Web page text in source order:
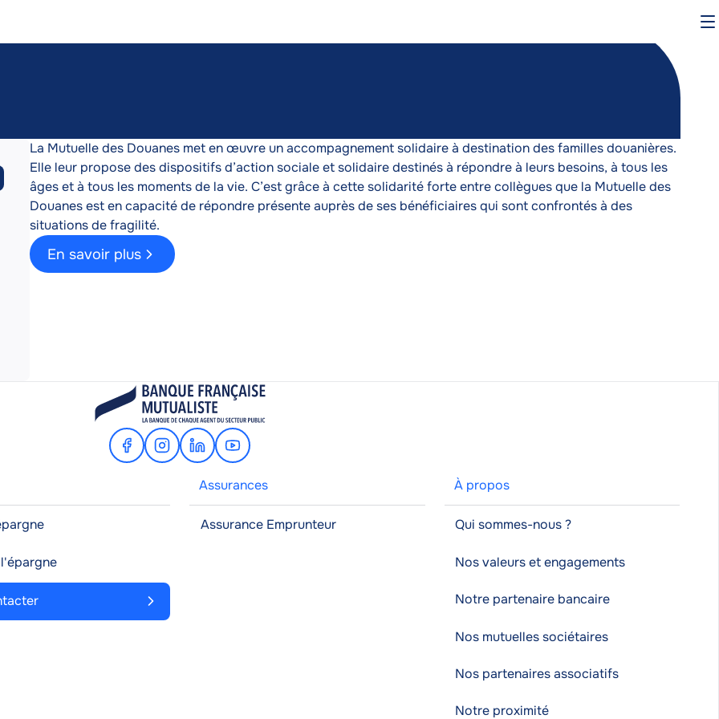
Description
La Mutuelle des Douanes met en œuvre un accompagnement solidaire à destination des familles douanières.
Elle leur propose des dispositifs d’action sociale et solidaire destinés à répondre à leurs besoins, à tous les
âges et à tous les moments de la vie. C’est grâce à cette solidarité forte entre collègues que la Mutuelle des
Douanes est en capacité de répondre présente auprès de ses bénéficiaires qui sont confrontés à des
situations de fragilité.
En savoir plus
FacebookInstagram
LinkedinYoutube
Assurances
Assurance Emprunteur
À propos
Qui sommes-nous ?
Nos valeurs et engagements
Notre partenaire bancaire
Nos mutuelles sociétaires
Nos partenaires associatifs
Notre proximité